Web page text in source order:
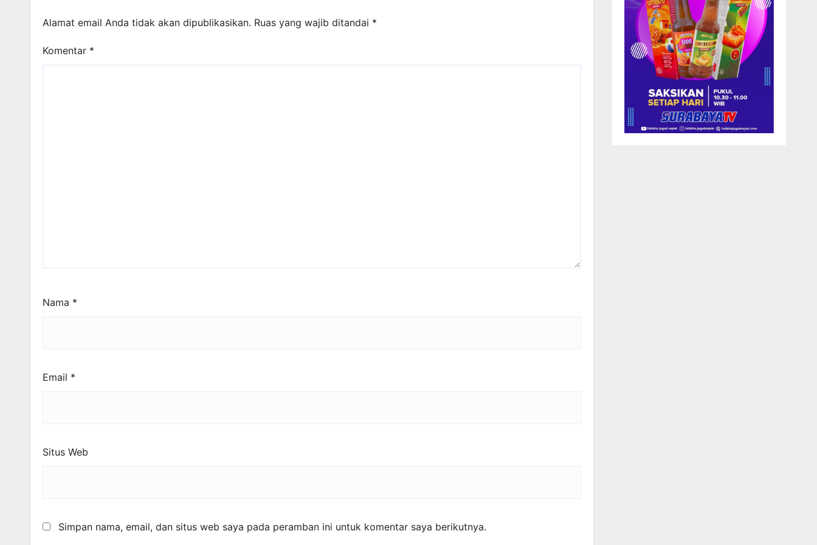
Alamat email Anda tidak akan dipublikasikan. Ruas yang wajib ditandai *
Komentar *
Nama *
Email *
Situs Web
Simpan nama, email, dan situs web saya pada peramban ini untuk komentar saya berikutnya.